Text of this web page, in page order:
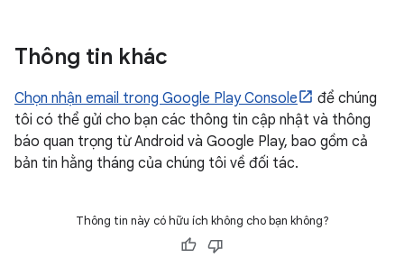
Thông tin khác
Chọn nhận email trong Google Play Console
để chúng
tôi có thể gửi cho bạn các thông tin cập nhật và thông
báo quan trọng từ Android và Google Play, bao gồm cả
bản tin hằng tháng của chúng tôi về đối tác.
Thông tin này có hữu ích không cho bạn không?